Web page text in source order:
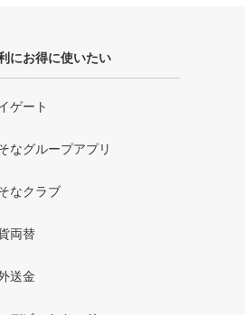
にお得に使いたい
ゲート
なグループアプリ
なクラブ
両替
送金